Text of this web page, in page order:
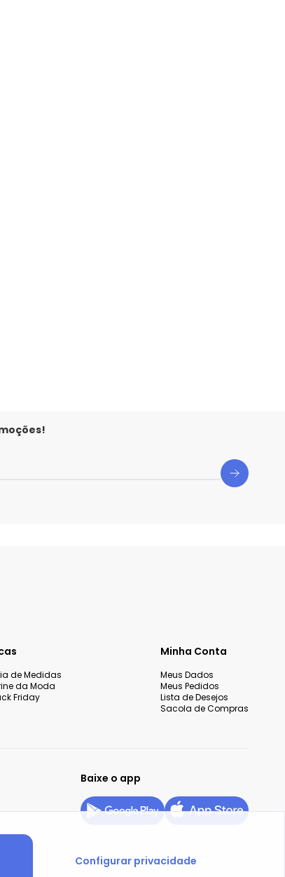
(Preto)
de Medidas
da Moda
Friday
Minha Conta
Meus Dados
Meus Pedidos
Lista de Desejos
Sacola de Compras
Baixe o app
Configurar privacidade